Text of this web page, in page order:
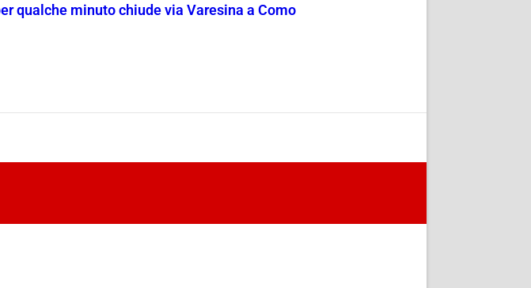
qualche minuto chiude via Varesina a Como